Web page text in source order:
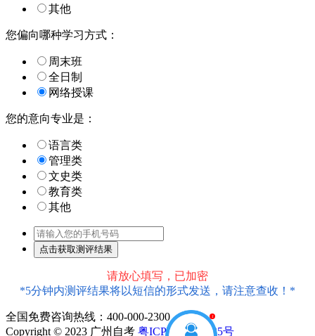
其他
您偏向哪种学习方式：
周末班
全日制
网络授课
您的意向专业是：
语言类
管理类
文史类
教育类
其他
请放心填写，已加密
*5分钟内测评结果将以短信的形式发送，请注意查收！*
全国免费咨询热线：400-000-2300
Copyright © 2023 广州自考 粤ICP备18016435号
1